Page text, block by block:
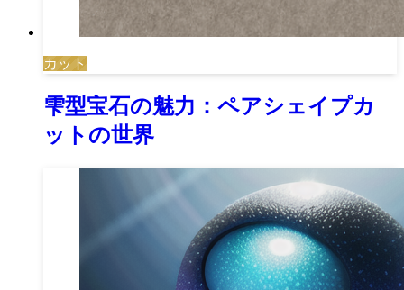
カット
雫型宝石の魅力：ペアシェイプカ
ットの世界